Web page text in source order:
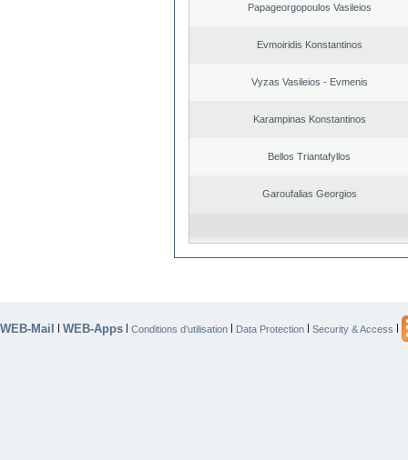
Papageorgopoulos Vasileios
Evmoiridis Konstantinos
Vyzas Vasileios - Evmenis
Karampinas Konstantinos
Bellos Triantafyllos
Garoufalias Georgios
WEB-Mail | WEB-Apps | Conditions d’utilisation | Data Protection | Security & Access |